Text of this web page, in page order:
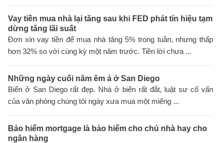
Vay tiền mua nhà lại tăng sau khi FED phát tín hiệu tạm
dừng tăng lãi suất
Đơn xin vay tiền để mua nhà tăng 5% trong tuần, nhưng thấp
hơn 32% so với cùng kỳ một năm trước. Tiền lời chưa ...
Những ngày cuối năm êm ả ở San Diego
Biển ở San Diego rất đẹp. Nhà ở biển rất đắt, luật sư cố vấn
của văn phòng chúng tôi ngày xưa mua một miếng ...
Bảo hiểm mortgage là bảo hiểm cho chủ nhà hay cho
ngân hàng